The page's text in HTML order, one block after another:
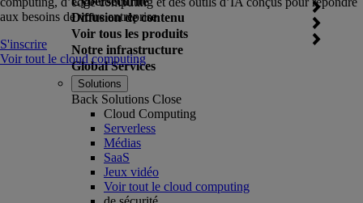
Diffusion de contenu
Voir tous les produits
Notre infrastructure
Global Services
aux besoins de votre entreprise.
S'inscrire
Voir tout le cloud computing
Solutions
Back Solutions Close
Cloud Computing
Serverless
Médias
SaaS
Jeux vidéo
Voir tout le cloud computing